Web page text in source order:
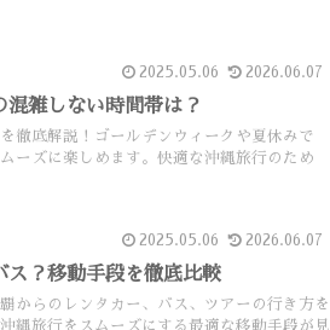
2025.05.06 2026.06.07
混雑しない時間帯は？
徹底解説！ゴールデンウィークや夏休みで
ーズに楽しめます。快適な沖縄旅行のため
2025.05.06 2026.06.07
ス？移動手段を徹底比較
からのレンタカー、バス、ツアーの行き方を
縄旅行をスムーズにする最適な移動手段が見